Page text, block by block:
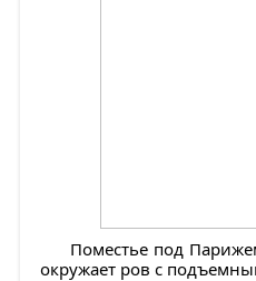
Поместье под
окружает ров с